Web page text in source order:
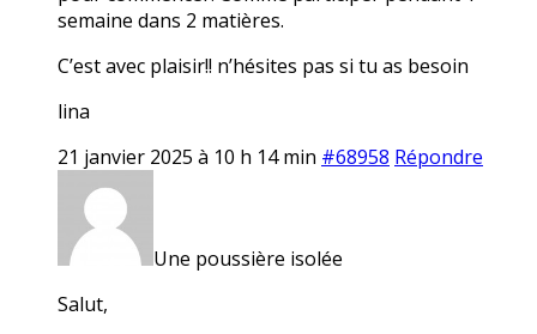
semaine dans 2 matières.
C’est avec plaisir!! n’hésites pas si tu as besoin
lina
21 janvier 2025 à 10 h 14 min #68958 Répondre
Une poussière isolée
Salut,